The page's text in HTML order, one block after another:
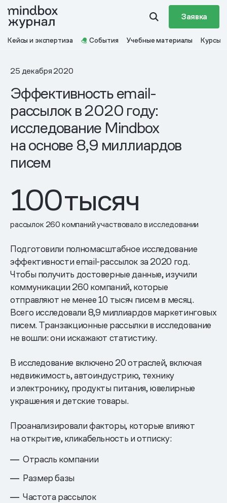
Заявка
Кейсы и экспертиза События Учебные материалы Курсы
25 декабря 2020
Эффективность email-
рассылок в 2020 году:
исследование Mindbox
на основе 8,9 миллиардов
писем
100тысяч
рассылок 260 компаний участвовало в исследовании
Подготовили полномасштабное исследование
эффективности email-рассылок за 2020 год.
Чтобы получить достоверные данные, изучили
коммуникации 260 компаний, которые
отправляют не менее 10 тысяч писем в месяц.
Всего исследовали 8,9 миллиардов маркетинговых
писем. Транзакционные рассылки в исследование
не вошли: они искажают статистику.
В исследование включено 20 отраслей, включая
недвижимость, автоиндустрию, технику
и электронику, продукты питания, ювелирные
украшения и детские товары.
Проанализировали факторы, которые влияют
на открытие, кликабельность и отписку:
Отрасль компании
Размер базы
Частота рассылок